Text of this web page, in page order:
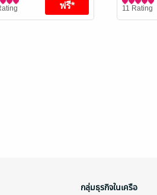
11 Rating
กลุ่มธุรกิจในเครือ